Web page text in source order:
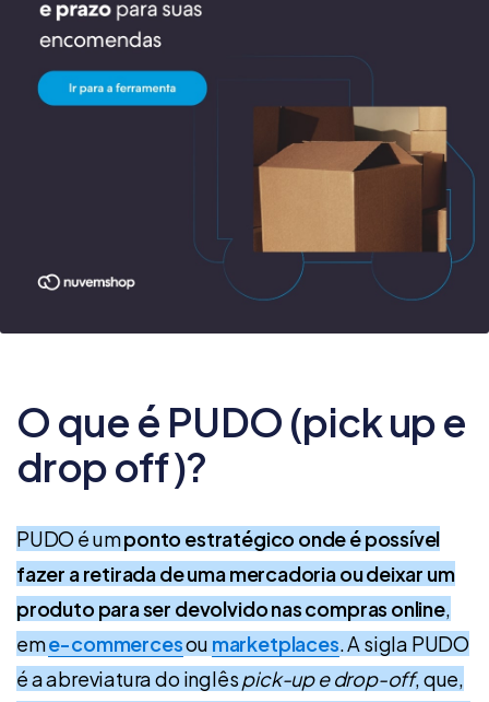
O que é PUDO (pick up e
drop off)?
PUDO é umponto estratégico onde é possível
fazer a retirada de uma mercadoria ou deixar um
produto para ser devolvido nas compras online,
eme-commercesou marketplaces. A sigla PUDO
é a abreviatura do inglêspick-up e drop-off, que,